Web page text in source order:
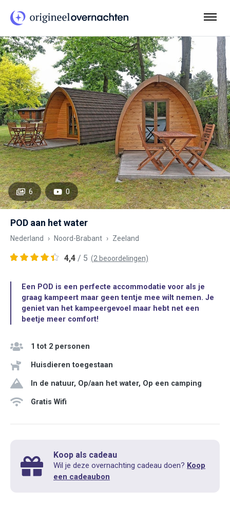
6 0
POD aan het water
Nederland Noord-Brabant Zeeland
4,4 / 5 (2 beoordelingen)
Een POD is een perfecte accommodatie voor als je
graag kampeert maar geen tentje mee wilt nemen. Je
geniet van het kampeergevoel maar hebt net een
beetje meer comfort!
1 tot 2 personen
Huisdieren toegestaan
In de natuur, Op/aan het water, Op een camping
Gratis Wifi
Koop als cadeau
Wil je deze overnachting cadeau doen? Koop
een cadeaubon